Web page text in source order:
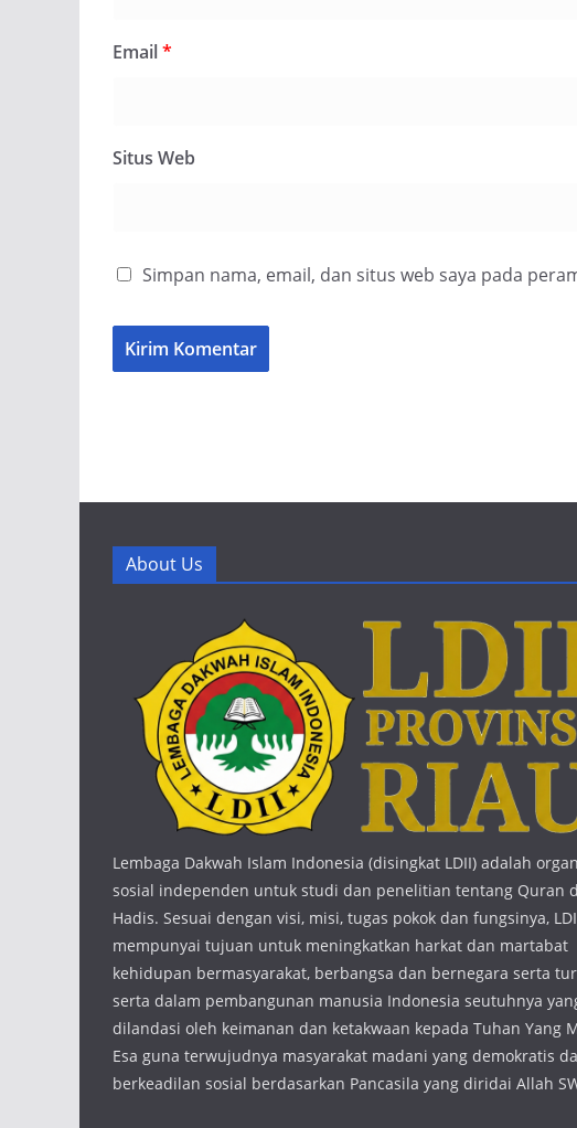
Email*
Situs Web
Simpan nama, email, dan situs web saya pada
About Us
Lembaga Dakwah Islam Indonesia (disingkat LDII) adalah
sosial independen untuk studi dan penelitian tentang Quran
Hadis. Sesuai dengan visi, misi, tugas pokok dan fungsinya,
mempunyai tujuan untuk meningkatkan harkat dan martabat
kehidupan bermasyarakat, berbangsa dan bernegara serta
serta dalam pembangunan manusia Indonesia seutuhnya
dilandasi oleh keimanan dan ketakwaan kepada Tuhan Yang
Esa guna terwujudnya masyarakat madani yang demokratis
berkeadilan sosial berdasarkan Pancasila yang diridai Allah